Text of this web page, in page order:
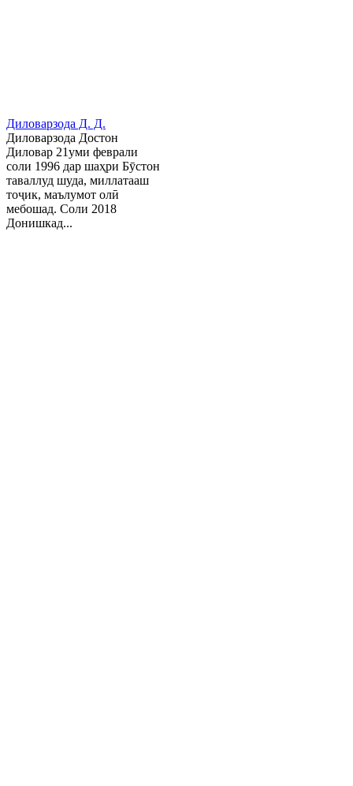
Диловарзода Д. Д.
Диловарзода Достон
Диловар 21уми феврали
соли 1996 дар шаҳри Бӯстон
таваллуд шуда, миллатааш
тоҷик, маълумот олӣ
мебошад. Соли 2018
Донишкад...